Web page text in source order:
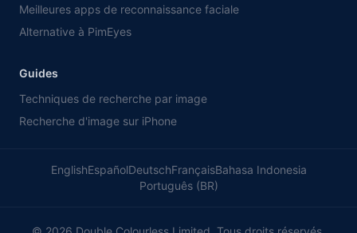
Meilleures apps de reconnaissance faciale
Alternative à PimEyes
Guides
Techniques de recherche par image
Recherche d'image sur iPhone
EnglishEspañolDeutschFrançaisBahasa Indonesia
Português (BR)